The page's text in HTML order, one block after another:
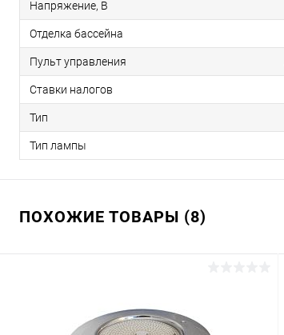
Напряжение, В
Отделка бассейна
Пульт управления
Ставки налогов
Тип
Тип лампы
ПОХОЖИЕ ТОВАРЫ (8)